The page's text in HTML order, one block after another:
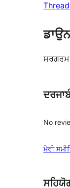
No
ਮੇਰੀ